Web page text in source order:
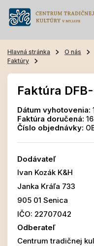
Hlavná stránka O nás
Faktúry
Faktúra
Dátum vyhotovenia:
Faktúra doručená:
Číslo objednávky:
Dodávateľ
Ivan Kozák K&H
Janka Kráľa 733
905 01 Senica
IČO: 22707042
Odberateľ
Centrum tradičnej